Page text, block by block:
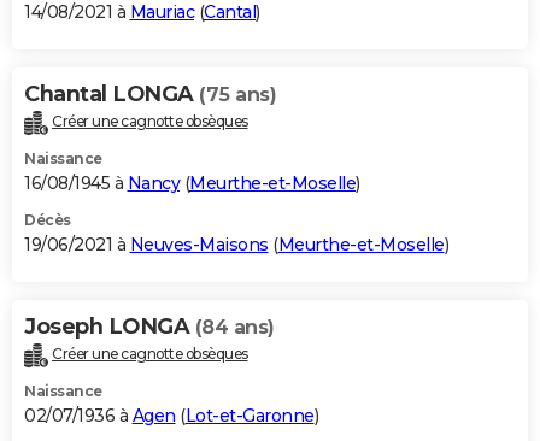
14/08/2021 à Mauriac(Cantal)
Chantal LONGA (75 ans)
Créer une cagnotte obsèques
Naissance
16/08/1945 à Nancy(Meurthe-et-Moselle)
Décès
19/06/2021 à Neuves-Maisons (Meurthe-et-Moselle)
Joseph LONGA (84 ans)
Créer une cagnotte obsèques
Naissance
02/07/1936 à Agen (Lot-et-Garonne)